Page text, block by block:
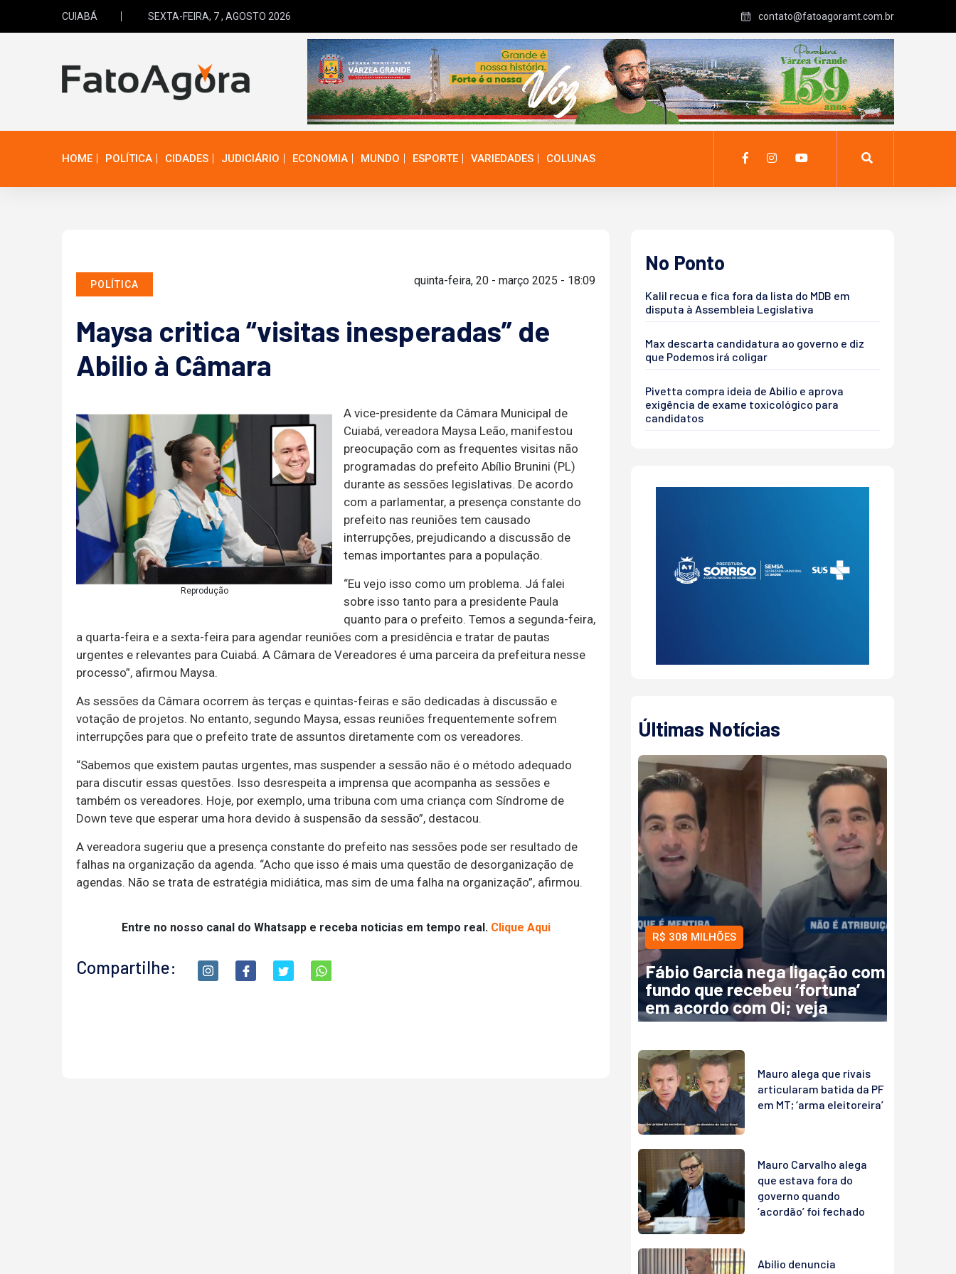
CUIABÁ SEXTA-FEIRA, 7 , AGOSTO 2026 contato@fatoagoramt.com.br
HOME POLÍTICA CIDADES JUDICIÁRIO ECONOMIA MUNDO ESPORTE VARIEDADES COLUNAS
POLÍTICA quinta-feira, 20 - março 2025 - 18:09
Maysa critica “visitas inesperadas” de
Abilio à Câmara
Reprodução
A vice-presidente da Câmara Municipal de
Cuiabá, vereadora Maysa Leão, manifestou
preocupação com as frequentes visitas não
programadas do prefeito Abílio Brunini (PL)
durante as sessões legislativas. De acordo
com a parlamentar, a presença constante do
prefeito nas reuniões tem causado
interrupções, prejudicando a discussão de
temas importantes para a população.
“Eu vejo isso como um problema. Já falei
sobre isso tanto para a presidente Paula
quanto para o prefeito. Temos a segunda-feira,
a quarta-feira e a sexta-feira para agendar reuniões com a presidência e tratar de pautas
urgentes e relevantes para Cuiabá. A Câmara de Vereadores é uma parceira da prefeitura nesse
processo”, afirmou Maysa.
As sessões da Câmara ocorrem às terças e quintas-feiras e são dedicadas à discussão e
votação de projetos. No entanto, segundo Maysa, essas reuniões frequentemente sofrem
interrupções para que o prefeito trate de assuntos diretamente com os vereadores.
“Sabemos que existem pautas urgentes, mas suspender a sessão não é o método adequado
para discutir essas questões. Isso desrespeita a imprensa que acompanha as sessões e
também os vereadores. Hoje, por exemplo, uma tribuna com uma criança com Síndrome de
Down teve que esperar uma hora devido à suspensão da sessão”, destacou.
A vereadora sugeriu que a presença constante do prefeito nas sessões pode ser resultado de
falhas na organização da agenda. “Acho que isso é mais uma questão de desorganização de
agendas. Não se trata de estratégia midiática, mas sim de uma falha na organização”, afirmou.
Entre no nosso canal do Whatsapp e receba noticias em tempo real. Clique Aqui
Compartilhe:
No Ponto
Kalil recua e fica fora da lista do MDB em
disputa à Assembleia Legislativa
Max descarta candidatura ao governo e diz
que Podemos irá coligar
Pivetta compra ideia de Abilio e aprova
exigência de exame toxicológico para
candidatos
Últimas Notícias
R$ 308 MILHÕES
Fábio Garcia nega ligação com
fundo que recebeu ‘fortuna’
em acordo com Oi; veja
Mauro alega que rivais
articularam batida da PF
em MT; ‘arma eleitoreira’
Mauro Carvalho alega
que estava fora do
governo quando
‘acordão’ foi fechado
Abilio denuncia